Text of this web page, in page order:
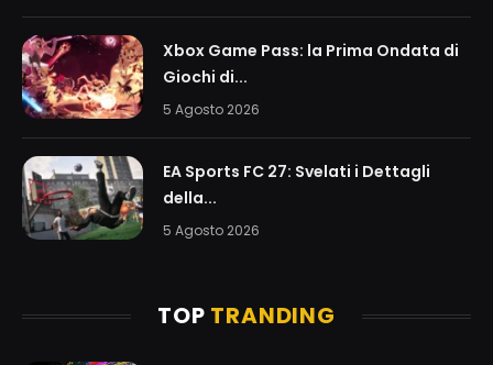
Xbox Game Pass: la Prima Ondata di
Giochi di...
5 Agosto 2026
EA Sports FC 27: Svelati i Dettagli
della...
5 Agosto 2026
TOP TRANDING